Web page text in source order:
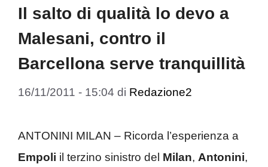
Il salto di qualità lo devo a
Malesani, contro il
Barcellona serve tranquillità
16/11/2011 - 15:04 di Redazione2
ANTONINI MILAN – Ricorda l’esperienza a
Empoli il terzino sinistro del Milan, Antonini,